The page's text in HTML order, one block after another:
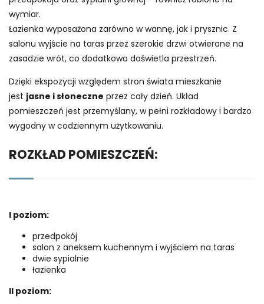
wymiar.
Łazienka wyposażona zarówno w wannę, jak i prysznic. Z
salonu wyjście na taras przez szerokie drzwi otwierane na
zasadzie wrót, co dodatkowo doświetla przestrzeń.
Dzięki ekspozycji względem stron świata mieszkanie
jest jasne i słoneczne przez cały dzień. Układ
pomieszczeń jest przemyślany, w pełni rozkładowy i bardzo
wygodny w codziennym użytkowaniu.
ROZKŁAD POMIESZCZEŃ:
I poziom:
przedpokój
salon z aneksem kuchennym i wyjściem na taras
dwie sypialnie
łazienka
II poziom: